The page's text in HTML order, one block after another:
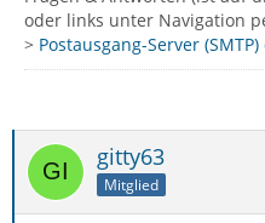
oder links unter Navigation
> Postausgang-Server
gitty63
Mitglied